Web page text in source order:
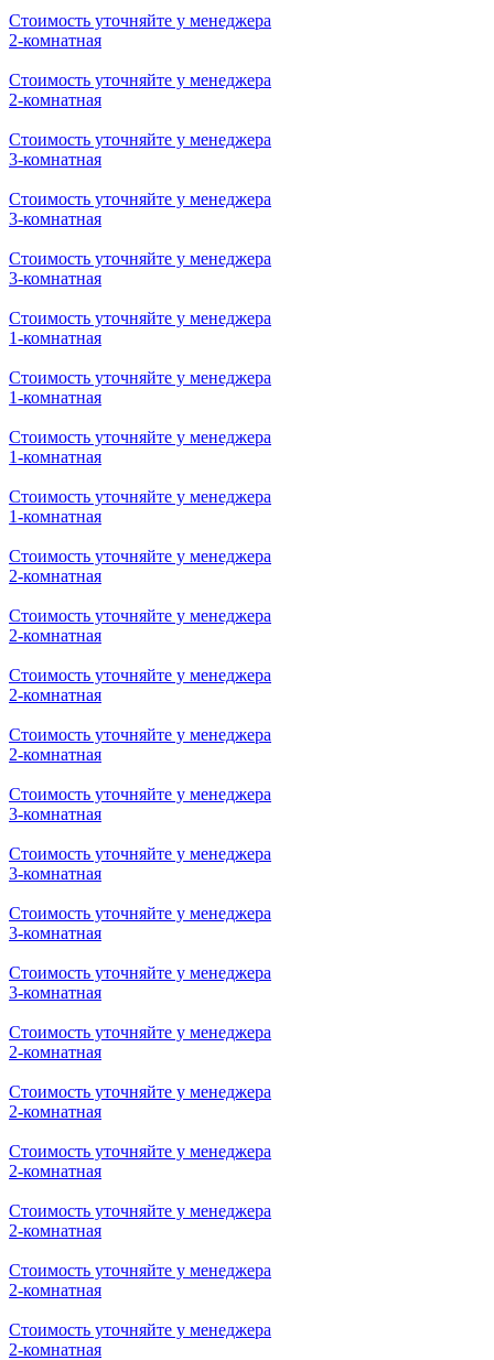
Стоимость уточняйте у менеджера
1-комнатная
Стоимость уточняйте у менеджера
1-комнатная
Стоимость уточняйте у менеджера
1-комнатная
Стоимость уточняйте у менеджера
2-комнатная
Стоимость уточняйте у менеджера
2-комнатная
Стоимость уточняйте у менеджера
2-комнатная
Стоимость уточняйте у менеджера
3-комнатная
Стоимость уточняйте у менеджера
3-комнатная
Стоимость уточняйте у менеджера
3-комнатная
Стоимость уточняйте у менеджера
1-комнатная
Стоимость уточняйте у менеджера
1-комнатная
Стоимость уточняйте у менеджера
1-комнатная
Стоимость уточняйте у менеджера
1-комнатная
Стоимость уточняйте у менеджера
2-комнатная
Стоимость уточняйте у менеджера
2-комнатная
Стоимость уточняйте у менеджера
2-комнатная
Стоимость уточняйте у менеджера
2-комнатная
Стоимость уточняйте у менеджера
3-комнатная
Стоимость уточняйте у менеджера
3-комнатная
Стоимость уточняйте у менеджера
3-комнатная
Стоимость уточняйте у менеджера
3-комнатная
Стоимость уточняйте у менеджера
2-комнатная
Стоимость уточняйте у менеджера